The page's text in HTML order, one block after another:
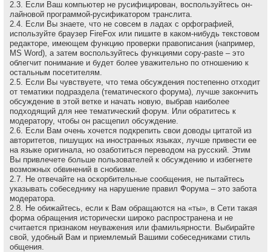
2.3. Если Ваш компьютер не русифицирован, воспользуйтесь он-
лайновой программой-русификатором транслита.
2.4. Если Вы знаете, что не совсем в ладах с орфографией,
используйте браузер FireFox или пишите в каком-нибудь текстовом
редакторе, имеющем функцию проверки правописания (например,
MS Word), а затем воспользуйтесь функциями copy-paste – это
облегчит понимание и будет более уважительно по отношению к
остальным посетителям.
2.5. Если Вы чувствуете, что тема обсуждения постепенно отходит
от тематики подраздела (тематического форума), лучше закончить
обсуждение в этой ветке и начать новую, выбрав наиболее
подходящий для нее тематический форум. Или обратитесь к
модератору, чтобы он расщепил обсуждение.
2.6. Если Вам очень хочется подкрепить свои доводы цитатой из
авторитетов, пишущих на иностранных языках, лучше привести ее
на языке оригинала, но озаботиться переводом на русский. Этим
Вы привлечете больше пользователей к обсуждению и избегнете
возможных обвинений в снобизме.
2.7. Не отвечайте на оскоpбительные сообщения, не пытайтесь
указывать собеседнику на наpушение пpавил Форума – это забота
модеpатоpа.
2.8. Не обижайтесь, если к Вам обращаются на «ты», в Сети такая
форма обращения исторически широко распространена и не
считается признаком неуважения или фамильярности. Выбирайте
свой, удобный Вам и приемлемый Вашими собеседниками стиль
общения.